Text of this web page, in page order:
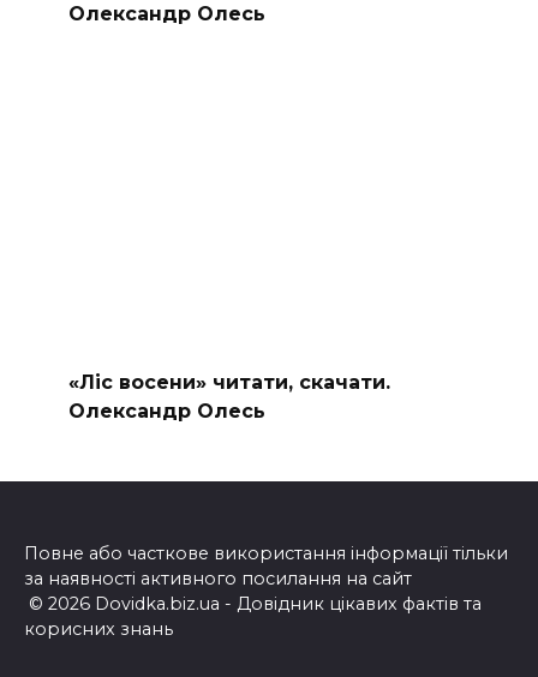
Олександр Олесь
«Ліс восени» читати, скачати.
Олександр Олесь
Повне або часткове використання інформації тільки
за наявності активного посилання на сайт
© 2026 Dovidka.biz.ua - Довідник цікавих фактів та
корисних знань